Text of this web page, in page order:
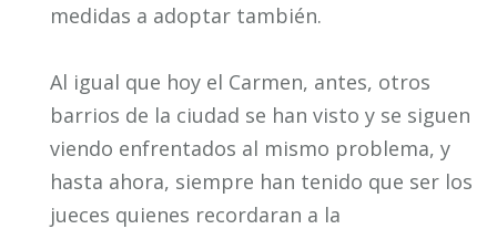
medidas a adoptar también.
Al igual que hoy el Carmen, antes, otros
barrios de la ciudad se han visto y se siguen
viendo enfrentados al mismo problema, y
hasta ahora, siempre han tenido que ser los
jueces quienes recordaran a la